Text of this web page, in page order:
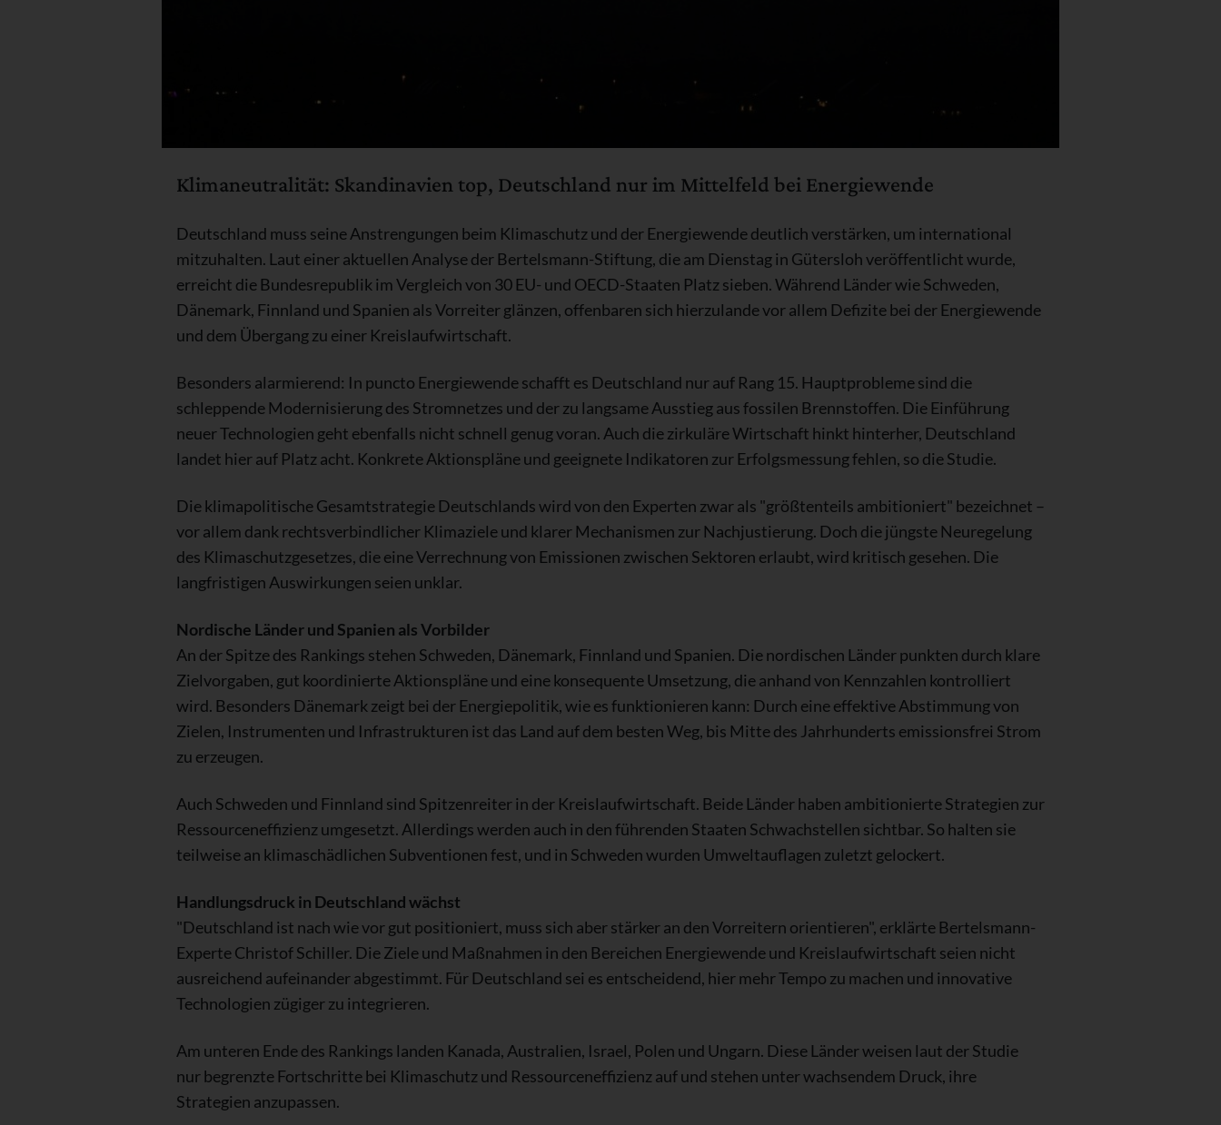
Klimaneutralität: Skandinavien top, Deutschland nur im Mittelfeld bei Energiewende
Deutschland muss seine Anstrengungen beim Klimaschutz und der Energiewende deutlich verstärken, um international
mitzuhalten. Laut einer aktuellen Analyse der Bertelsmann-Stiftung, die am Dienstag in Gütersloh veröffentlicht wurde,
erreicht die Bundesrepublik im Vergleich von 30 EU- und OECD-Staaten Platz sieben. Während Länder wie Schweden,
Dänemark, Finnland und Spanien als Vorreiter glänzen, offenbaren sich hierzulande vor allem Defizite bei der Energiewende
und dem Übergang zu einer Kreislaufwirtschaft.
Besonders alarmierend: In puncto Energiewende schafft es Deutschland nur auf Rang 15. Hauptprobleme sind die
schleppende Modernisierung des Stromnetzes und der zu langsame Ausstieg aus fossilen Brennstoffen. Die Einführung
neuer Technologien geht ebenfalls nicht schnell genug voran. Auch die zirkuläre Wirtschaft hinkt hinterher, Deutschland
landet hier auf Platz acht. Konkrete Aktionspläne und geeignete Indikatoren zur Erfolgsmessung fehlen, so die Studie.
Die klimapolitische Gesamtstrategie Deutschlands wird von den Experten zwar als "größtenteils ambitioniert" bezeichnet –
vor allem dank rechtsverbindlicher Klimaziele und klarer Mechanismen zur Nachjustierung. Doch die jüngste Neuregelung
des Klimaschutzgesetzes, die eine Verrechnung von Emissionen zwischen Sektoren erlaubt, wird kritisch gesehen. Die
langfristigen Auswirkungen seien unklar.
Nordische Länder und Spanien als Vorbilder
An der Spitze des Rankings stehen Schweden, Dänemark, Finnland und Spanien. Die nordischen Länder punkten durch klare
Zielvorgaben, gut koordinierte Aktionspläne und eine konsequente Umsetzung, die anhand von Kennzahlen kontrolliert
wird. Besonders Dänemark zeigt bei der Energiepolitik, wie es funktionieren kann: Durch eine effektive Abstimmung von
Zielen, Instrumenten und Infrastrukturen ist das Land auf dem besten Weg, bis Mitte des Jahrhunderts emissionsfrei Strom
zu erzeugen.
Auch Schweden und Finnland sind Spitzenreiter in der Kreislaufwirtschaft. Beide Länder haben ambitionierte Strategien zur
Ressourceneffizienz umgesetzt. Allerdings werden auch in den führenden Staaten Schwachstellen sichtbar. So halten sie
teilweise an klimaschädlichen Subventionen fest, und in Schweden wurden Umweltauflagen zuletzt gelockert.
Handlungsdruck in Deutschland wächst
"Deutschland ist nach wie vor gut positioniert, muss sich aber stärker an den Vorreitern orientieren", erklärte Bertelsmann-
Experte Christof Schiller. Die Ziele und Maßnahmen in den Bereichen Energiewende und Kreislaufwirtschaft seien nicht
ausreichend aufeinander abgestimmt. Für Deutschland sei es entscheidend, hier mehr Tempo zu machen und innovative
Technologien zügiger zu integrieren.
Am unteren Ende des Rankings landen Kanada, Australien, Israel, Polen und Ungarn. Diese Länder weisen laut der Studie
nur begrenzte Fortschritte bei Klimaschutz und Ressourceneffizienz auf und stehen unter wachsendem Druck, ihre
Strategien anzupassen.